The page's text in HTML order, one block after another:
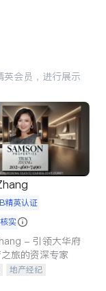
会员，进行展示
精英认证
实
- 引领大华府
旅的资深专家
地产经纪